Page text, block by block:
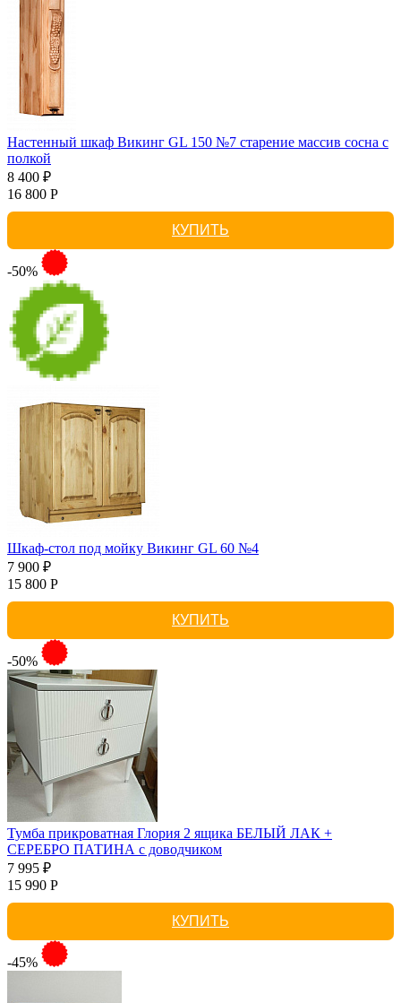
Настенный шкаф Викинг GL 150 №7 старение массив сосна с
полкой
8 400 ₽
16 800 Р
КУПИТЬ
-50%
Шкаф-стол под мойку Викинг GL 60 №4
7 900 ₽
15 800 Р
КУПИТЬ
-50%
Тумба прикроватная Глория 2 ящика БЕЛЫЙ ЛАК +
СЕРЕБРО ПАТИНА с доводчиком
7 995 ₽
15 990 Р
КУПИТЬ
-45%